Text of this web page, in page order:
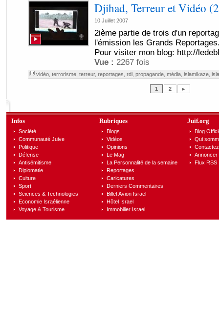
Djihad, Terreur et Vidéo
10 Juillet 2007
2ième partie de trois d'un
l'émission les Grands
Pour visiter mon blog: http://
Vue : 2267 fois
vidéo, terrorisme, terreur, reportages rdi, propagande, média, islamikaze,
1 2 ►
Infos
Société
Communauté Juive
Politique
Défense
Antisémitisme
Diplomatie
Culture
Sport
Sciences & Technologies
Economie Israélienne
Voyage & Tourisme
Rubriques
Blogs
Vidéos
Opinions
Le Mag
La Personnalité de la semaine
Reportages
Caricatures
Derniers Commentaires
Billet Avion Israel
Hôtel Israel
Immobilier Israel
Juif.org
Blog
Qui
Annoncer
Flux RSS